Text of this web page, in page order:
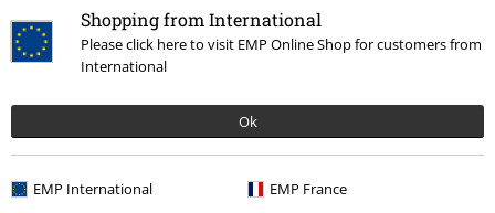
Shopping from International
Please click here to visit EMP Online Shop for customers from
International
Ok
EMP International EMP France
Informations sur la taille